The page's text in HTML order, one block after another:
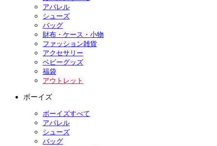
アパレル
シューズ
バッグ
財布・ケース・小物
ファッション雑貨
アクセサリー
ベビーグッズ
福袋
アウトレット
ボーイズ
ボーイズすべて
アパレル
シューズ
バッグ